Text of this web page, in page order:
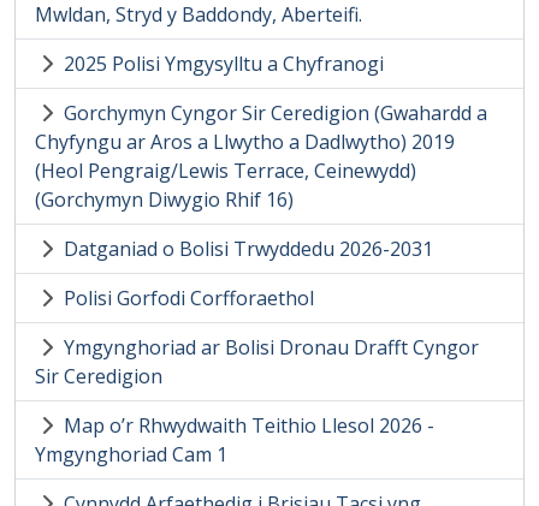
Mwldan, Stryd y Baddondy, Aberteifi.
2025 Polisi Ymgysylltu a Chyfranogi
Gorchymyn Cyngor Sir Ceredigion (Gwahardd a
Chyfyngu ar Aros a Llwytho a Dadlwytho) 2019
(Heol Pengraig/Lewis Terrace, Ceinewydd)
(Gorchymyn Diwygio Rhif 16)
Datganiad o Bolisi Trwyddedu 2026-2031
Polisi Gorfodi Corfforaethol
Ymgynghoriad ar Bolisi Dronau Drafft Cyngor
Sir Ceredigion
Map o’r Rhwydwaith Teithio Llesol 2026 -
Ymgynghoriad Cam 1